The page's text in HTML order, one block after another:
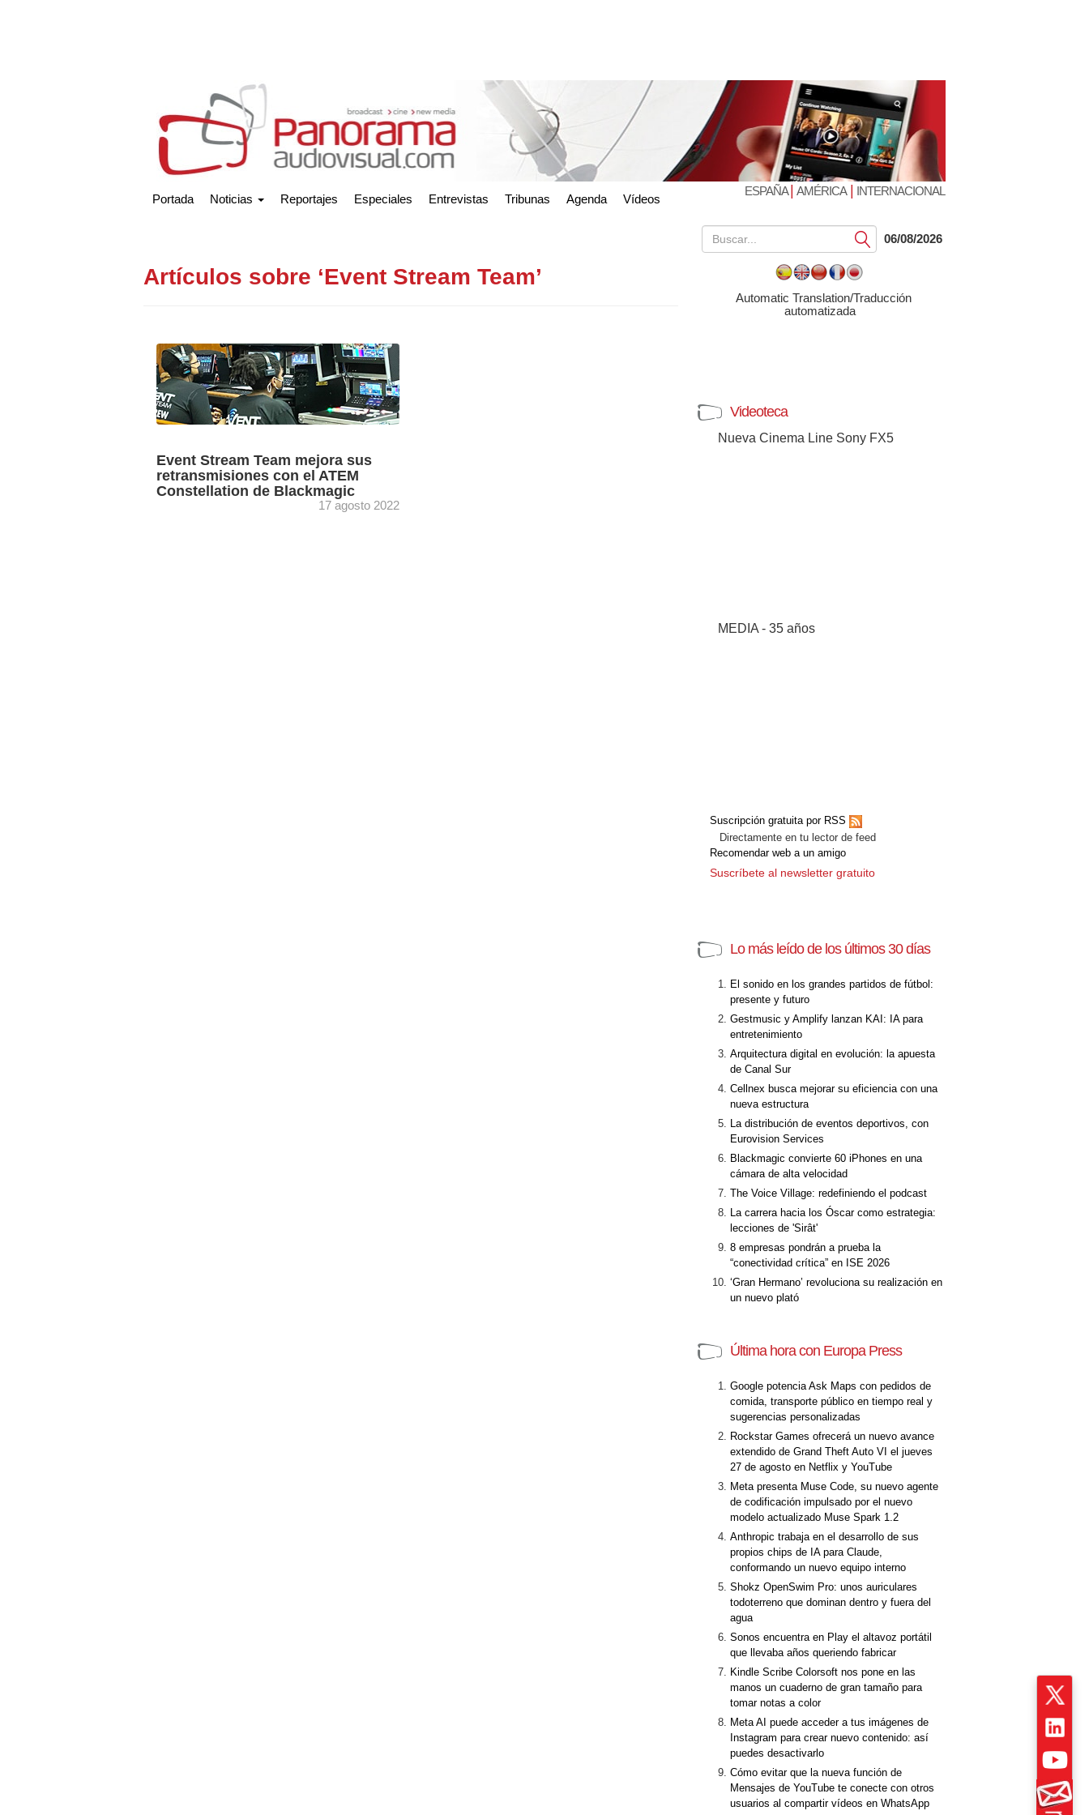
Portada Noticias Reportajes Especiales Entrevistas Tribunas Agenda Vídeos
ESPAÑA| AMÉRICA| INTERNACIONAL
Artículos sobre ‘Event Stream Team’
Event Stream Team mejora sus
retransmisiones con el ATEM
Constellation de Blackmagic
17 agosto 2022
Submit06/08/2026
Automatic Translation/Traducción
automatizada
Videoteca
Nueva Cinema Line Sony FX5
MEDIA - 35 años
Suscripción gratuita por RSS
Directamente en tu lector de feed
Recomendar web a un amigo
Suscríbete al newsletter gratuito
Lo más leído de los últimos 30 días
El sonido en los grandes partidos de fútbol:
presente y futuro
Gestmusic y Amplify lanzan KAI: IA para
entretenimiento
Arquitectura digital en evolución: la apuesta
de Canal Sur
Cellnex busca mejorar su eficiencia con una
nueva estructura
La distribución de eventos deportivos, con
Eurovision Services
Blackmagic convierte 60 iPhones en una
cámara de alta velocidad
The Voice Village: redefiniendo el podcast
La carrera hacia los Óscar como estrategia:
lecciones de 'Sirât'
8 empresas pondrán a prueba la
“conectividad crítica” en ISE 2026
‘Gran Hermano’ revoluciona su realización en
un nuevo plató
Última hora con Europa Press
Google potencia Ask Maps con pedidos de
comida, transporte público en tiempo real y
sugerencias personalizadas
Rockstar Games ofrecerá un nuevo avance
extendido de Grand Theft Auto VI el jueves
27 de agosto en Netflix y YouTube
Meta presenta Muse Code, su nuevo agente
de codificación impulsado por el nuevo
modelo actualizado Muse Spark 1.2
Anthropic trabaja en el desarrollo de sus
propios chips de IA para Claude,
conformando un nuevo equipo interno
Shokz OpenSwim Pro: unos auriculares
todoterreno que dominan dentro y fuera del
agua
Sonos encuentra en Play el altavoz portátil
que llevaba años queriendo fabricar
Kindle Scribe Colorsoft nos pone en las
manos un cuaderno de gran tamaño para
tomar notas a color
Meta AI puede acceder a tus imágenes de
Instagram para crear nuevo contenido: así
puedes desactivarlo
Cómo evitar que la nueva función de
Mensajes de YouTube te conecte con otros
usuarios al compartir vídeos en WhatsApp